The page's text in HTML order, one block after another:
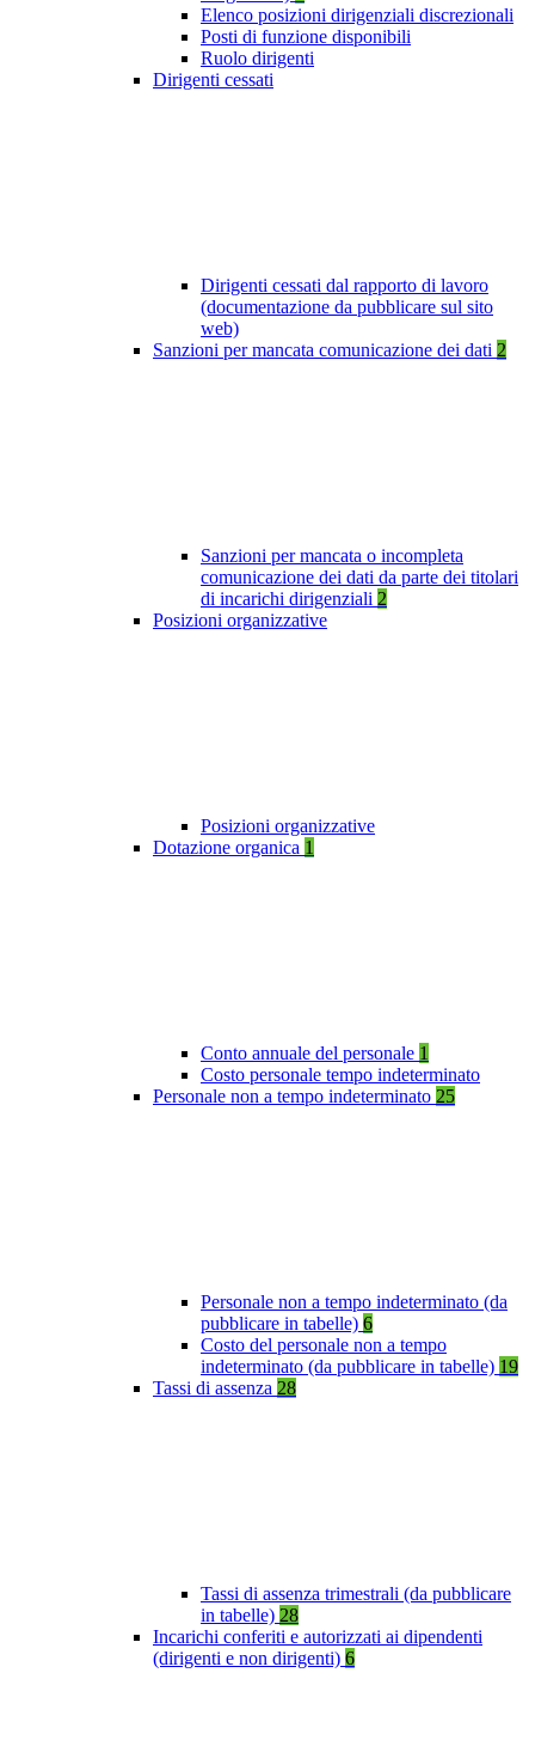
Elenco posizioni dirigenziali discrezionali
Posti di funzione disponibili
Ruolo dirigenti
Dirigenti cessati
Dirigenti cessati dal rapporto di lavoro
(documentazione da pubblicare sul sito
web)
Sanzioni per mancata comunicazione dei dati 2
Sanzioni per mancata o incompleta
comunicazione dei dati da parte dei titolari
di incarichi dirigenziali 2
Posizioni organizzative
Posizioni organizzative
Dotazione organica 1
Conto annuale del personale 1
Costo personale tempo indeterminato
Personale non a tempo indeterminato 25
Personale non a tempo indeterminato (da
pubblicare in tabelle) 6
Costo del personale non a tempo
indeterminato (da pubblicare in tabelle) 19
Tassi di assenza 28
Tassi di assenza trimestrali (da pubblicare
in tabelle) 28
Incarichi conferiti e autorizzati ai dipendenti
(dirigenti e non dirigenti) 6